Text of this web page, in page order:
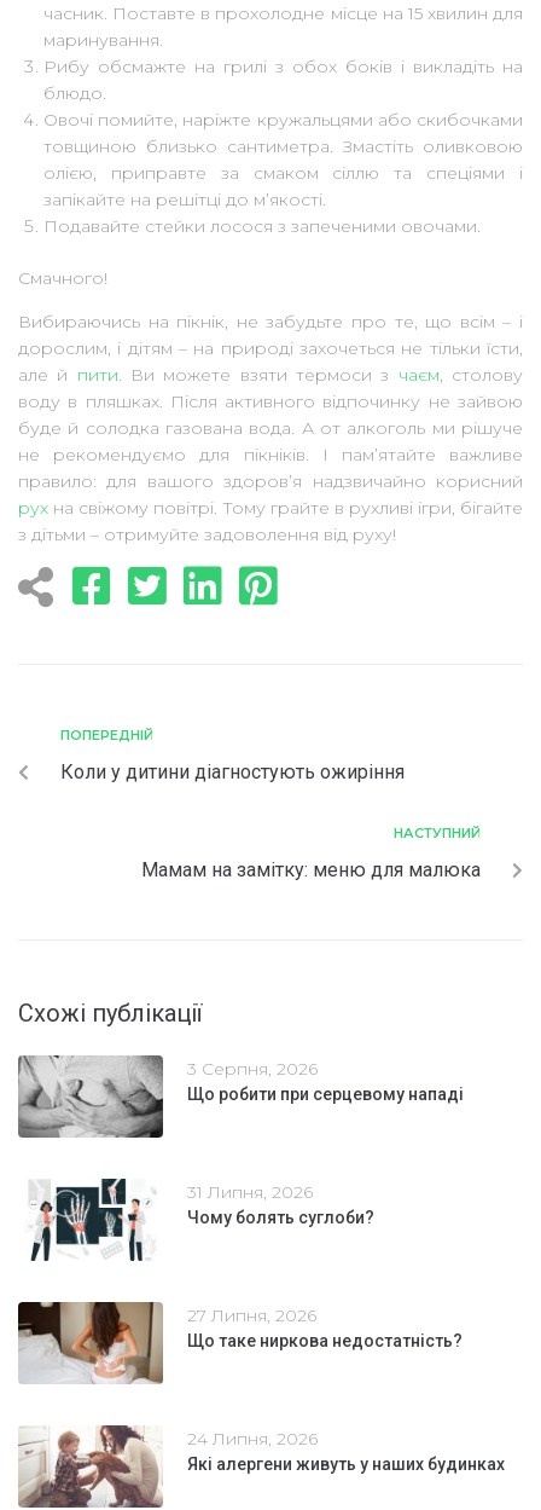
часник. Поставте в прохолодне місце на 15 хвилин для
маринування.
Рибу обсмажте на грилі з обох боків і викладіть на
блюдо.
Овочі помийте, наріжте кружальцями або скибочками
товщиною близько сантиметра. Змастіть оливковою
олією, приправте за смаком сіллю та спеціями і
запікайте на решітці до м’якості.
Подавайте стейки лосося з запеченими овочами.
Смачного!
Вибираючись на пікнік, не забудьте про те, що всім – і
дорослим, і дітям – на природі захочеться не тільки їсти,
але й пити. Ви можете взяти термоси з чаєм, столову
воду в пляшках. Після активного відпочинку не зайвою
буде й солодка газована вода. А от алкоголь ми рішуче
не рекомендуємо для пікніків. І пам’ятайте важливе
правило: для вашого здоров’я надзвичайно корисний
рух на свіжому повітрі. Тому грайте в рухливі ігри, бігайте
з дітьми – отримуйте задоволення від руху!
ПОПЕРЕДНІЙ
Коли у дитини діагностують ожиріння
НАСТУПНИЙ
Мамам на замітку: меню для малюка
Схожі публікації
3 Серпня, 2026
Що робити при серцевому нападі
31 Липня, 2026
Чому болять суглоби?
27 Липня, 2026
Що таке ниркова недостатність?
24 Липня, 2026
Які алергени живуть у наших будинках